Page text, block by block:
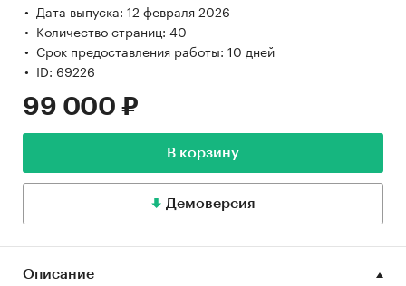
Дата выпуска: 12 февраля 2026
Количество страниц: 40
Срок предоставления работы: 10 дней
ID: 69226
99 000 ₽
В корзину
Демоверсия
Описание